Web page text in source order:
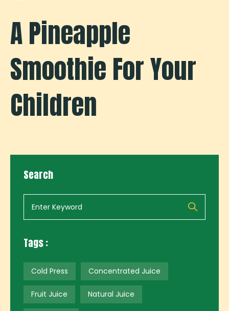
A Pineapple
Smoothie For Your
Children
Search
Tags :
Cold Press Concentrated Juice
Fruit Juice Natural Juice